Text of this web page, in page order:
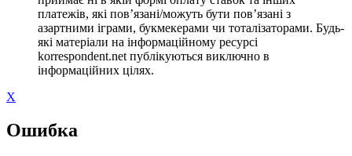
платежів, які пов’язані/можуть бути пов’язані з
азартними іграми, букмекерами чи тоталізаторами. Будь-
які матеріали на інформаційному ресурсі
korrespondent.net публікуються виключно в
інформаційних цілях.
X
Ошибка